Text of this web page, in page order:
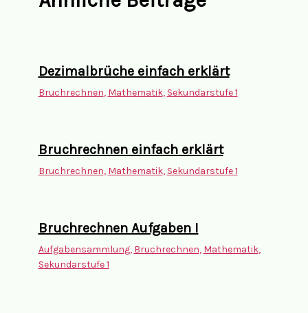
Dezimalbrüche einfach erklärt
Bruchrechnen, Mathematik, Sekundarstufe 1
Bruchrechnen einfach erklärt
Bruchrechnen, Mathematik, Sekundarstufe 1
Bruchrechnen Aufgaben I
Aufgabensammlung, Bruchrechnen, Mathematik,
Sekundarstufe 1